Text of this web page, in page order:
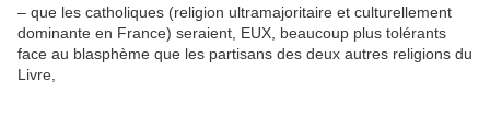
– que les catholiques (religion ultramajoritaire et culturellement
dominante en France) seraient, EUX, beaucoup plus tolérants
face au blasphème que les partisans des deux autres religions du
Livre,